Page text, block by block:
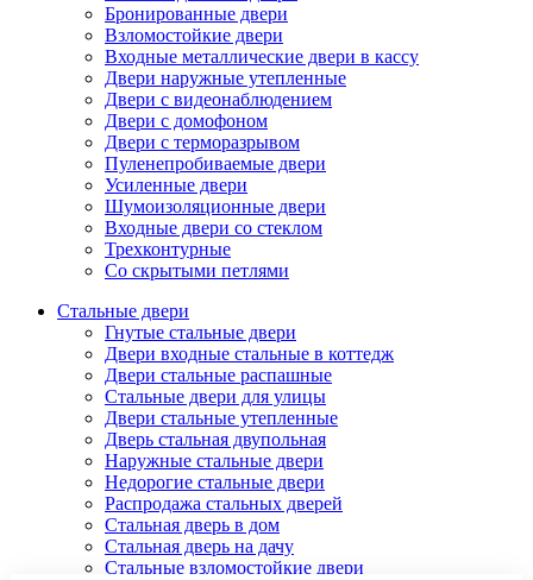
Бронированные двери
Взломостойкие двери
Входные металлические двери в кассу
Двери наружные утепленные
Двери с видеонаблюдением
Двери с домофоном
Двери с терморазрывом
Пуленепробиваемые двери
Усиленные двери
Шумоизоляционные двери
Входные двери со стеклом
Трехконтурные
Со скрытыми петлями
Стальные двери
Гнутые стальные двери
Двери входные стальные в коттедж
Двери стальные распашные
Стальные двери для улицы
Двери стальные утепленные
Дверь стальная двупольная
Наружные стальные двери
Недорогие стальные двери
Распродажа стальных дверей
Стальная дверь в дом
Стальная дверь на дачу
Стальные взломостойкие двери